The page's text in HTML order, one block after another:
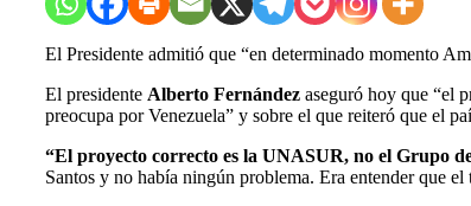
El Presidente admitió que “en determinado momento
El presidente Alberto Fernández aseguró hoy que “el
preocupa por Venezuela” y sobre el que reiteró que el
“El proyecto correcto es la UNASUR, no el Grupo
Santos y no había ningún problema. Era entender que